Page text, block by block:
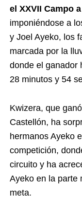
el XXVII Campo
imponiéndose a
y Joel Ayeko, los
marcada por la
donde el ganador
28 minutos y 54
Kwizera, que
Castellón, ha
hermanos Ayeko
competición,
circuito y ha
Ayeko en la parte
meta.